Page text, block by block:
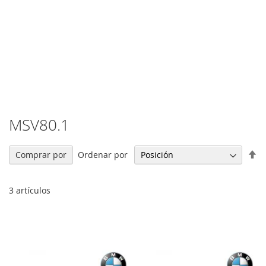
MSV80.1
3 artículos
Ordenar por
Comprar por